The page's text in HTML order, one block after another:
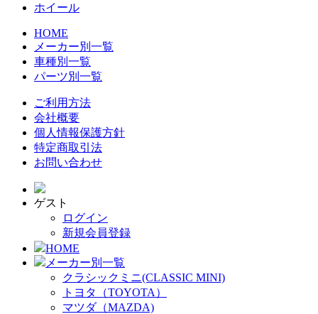
ホイール
HOME
メーカー別一覧
車種別一覧
パーツ別一覧
ご利用方法
会社概要
個人情報保護方針
特定商取引法
お問い合わせ
ゲスト
ログイン
新規会員登録
HOME
メーカー別一覧
クラシックミニ(CLASSIC MINI)
トヨタ（TOYOTA）
マツダ（MAZDA)